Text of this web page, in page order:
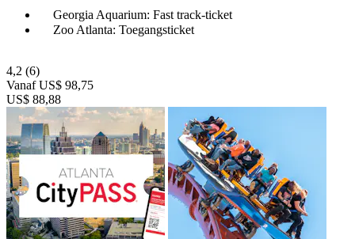
Georgia Aquarium: Fast track-ticket
Zoo Atlanta: Toegangsticket
4,2 (6)
Vanaf US$ 98,75
US$ 88,88